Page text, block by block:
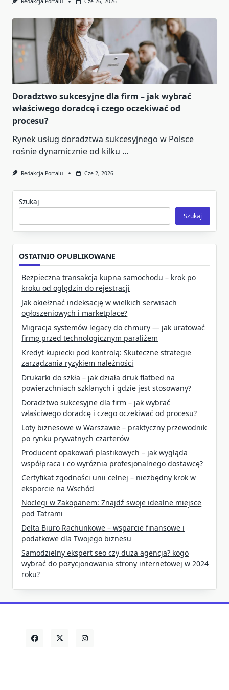
Doradztwo sukcesyjne dla firm – jak wybrać
właściwego doradcę i czego oczekiwać od
procesu?
Rynek usług doradztwa sukcesyjnego w Polsce
rośnie dynamicznie od kilku ...
Redakcja Portalu Cze 2, 2026
Szukaj
Szukaj
OSTATNIO OPUBLIKOWANE
Bezpieczna transakcja kupna samochodu – krok po
kroku od oględzin do rejestracji
Jak okiełznać indeksację w wielkich serwisach
ogłoszeniowych i marketplace?
Migracja systemów legacy do chmury — jak uratować
firmę przed technologicznym paraliżem
Kredyt kupiecki pod kontrolą: Skuteczne strategie
zarządzania ryzykiem należności
Drukarki do szkła – jak działa druk flatbed na
powierzchniach szklanych i gdzie jest stosowany?
Doradztwo sukcesyjne dla firm – jak wybrać
właściwego doradcę i czego oczekiwać od procesu?
Loty biznesowe w Warszawie – praktyczny przewodnik
po rynku prywatnych czarterów
Producent opakowań plastikowych – jak wygląda
współpraca i co wyróżnia profesjonalnego dostawcę?
Certyfikat zgodności unii celnej – niezbędny krok w
eksporcie na Wschód
Noclegi w Zakopanem: Znajdź swoje idealne miejsce
pod Tatrami
Delta Biuro Rachunkowe – wsparcie finansowe i
podatkowe dla Twojego biznesu
Samodzielny ekspert seo czy duża agencja? kogo
wybrać do pozycjonowania strony internetowej w 2024
roku?